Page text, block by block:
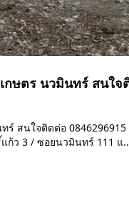
ษตร นวมินทร์ สนใจ
สนใจติดต่อ
ว 3 / ซอยนวมินทร์ 111 แ